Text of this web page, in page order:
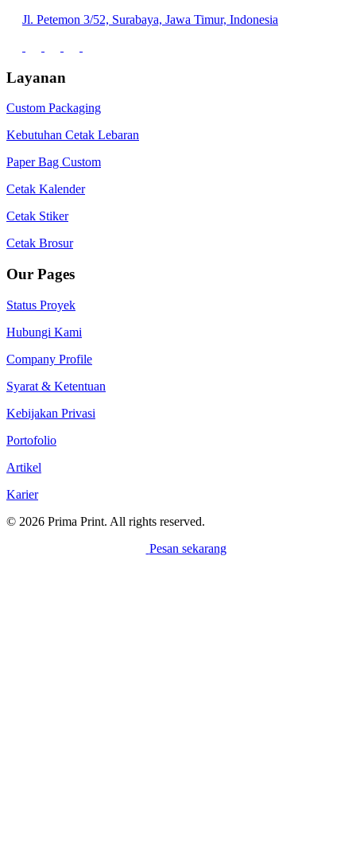
Jl. Petemon 3/52, Surabaya, Jawa Timur, Indonesia
Layanan
Custom Packaging
Kebutuhan Cetak Lebaran
Paper Bag Custom
Cetak Kalender
Cetak Stiker
Cetak Brosur
Our Pages
Status Proyek
Hubungi Kami
Company Profile
Syarat & Ketentuan
Kebijakan Privasi
Portofolio
Artikel
Karier
© 2026 Prima Print. All rights reserved.
Pesan sekarang